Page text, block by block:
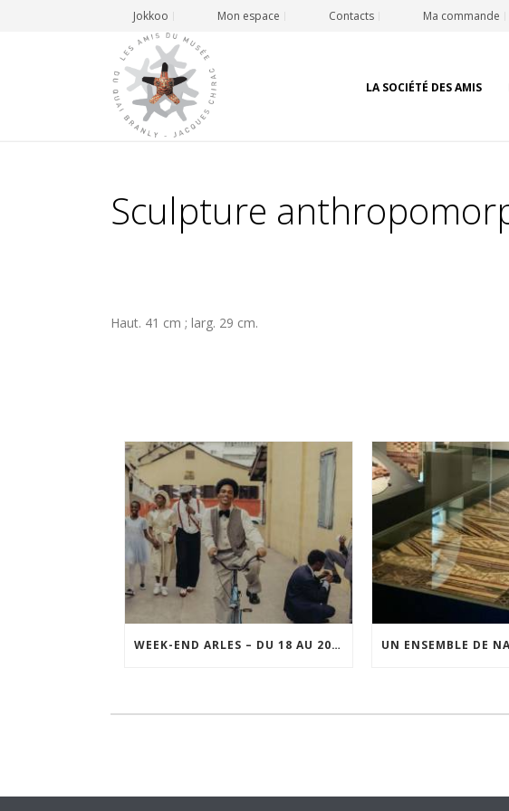
Jokkoo Mon espace Contacts Ma commande
LA SOCIÉTÉ DES AMIS
Sculpture
Haut. 41 cm ; larg. 29 cm.
WEEK-END ARLES – DU 18 AU 20 SEPTEMBRE 2026